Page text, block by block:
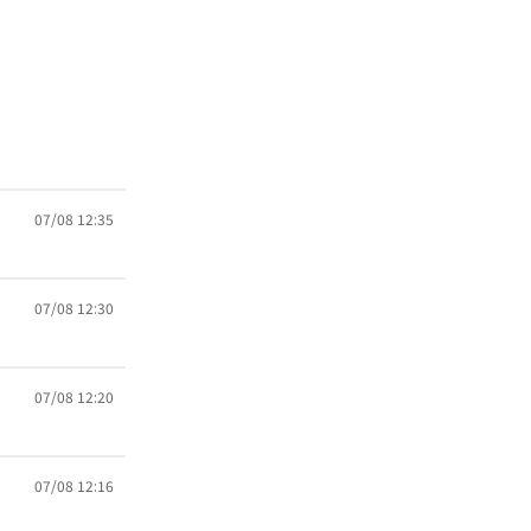
07/08 12:35
07/08 12:30
07/08 12:20
07/08 12:16